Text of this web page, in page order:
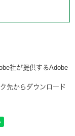
社が提供するAdobe
先からダウンロード